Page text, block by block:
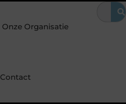
Onze Organisatie
Contact